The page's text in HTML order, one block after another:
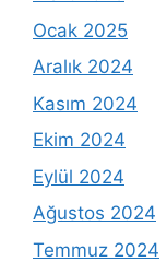
Ocak 2025
Aralık 2024
Kasım 2024
Ekim 2024
Eylül 2024
Ağustos 2024
Temmuz 2024